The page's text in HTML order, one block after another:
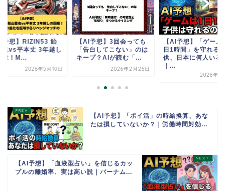
予想】RIZIN53 飴
也vs平本丈 3年越し
縁！M...
2026年5月10日
【AI予想】3回会っても
「告白してこない」のは
キープ？AIが読む「...
2026年2月26日
【AI予想】「ゲーム
日1時間」を守れる
供、日本に何人いる
｜...
2026年1
【AI予想】「ポイ活」の時給換算、あな
たは損していないか？｜労働時間対効...
【AI予想】「血液型占い」を信じるカッ
プルの離婚率、実は高い説｜バーナム...